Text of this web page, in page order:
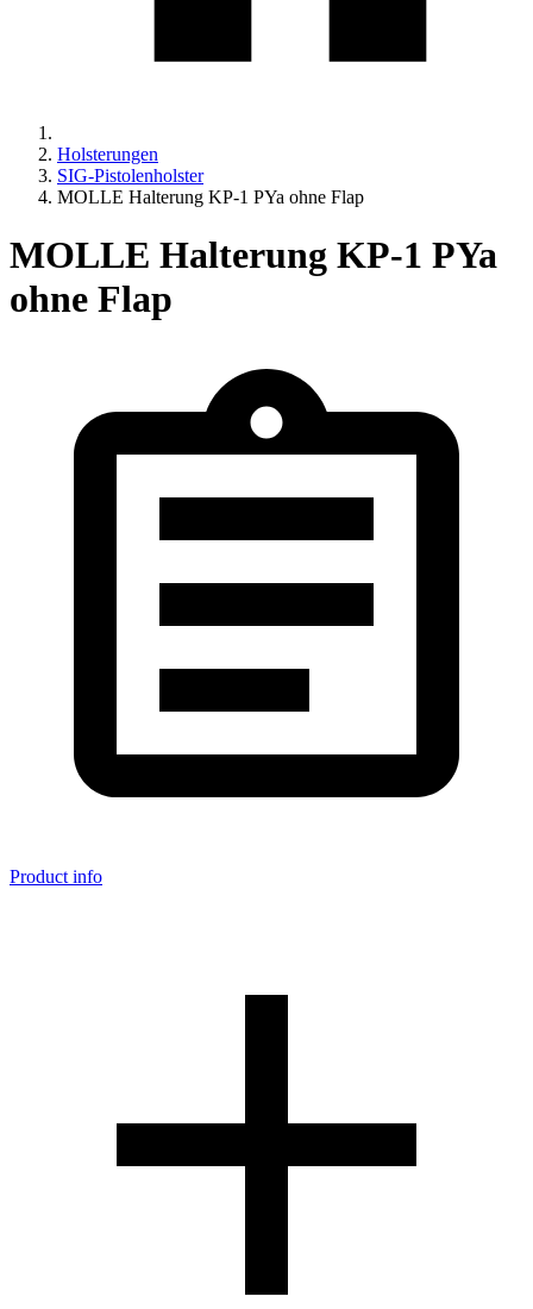
Holsterungen
SIG-Pistolenholster
MOLLE Halterung KP-1 PYa ohne Flap
MOLLE Halterung KP-1 PYa
ohne Flap
Product info